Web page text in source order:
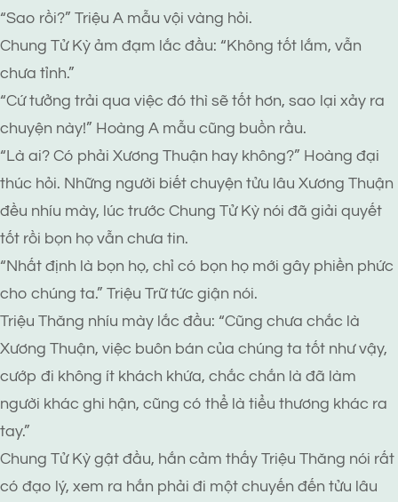
“Sao rồi?” Triệu A mẫu vội vàng hỏi.
Chung Tử Kỳ ảm đạm lắc đầu: “Không tốt lắm, vẫn
chưa tỉnh.”
“Cứ tưởng trải qua việc đó thì sẽ tốt hơn, sao lại xảy ra
chuyện này!” Hoàng A mẫu cũng buồn rầu.
“Là ai? Có phải Xương Thuận hay không?” Hoàng đại
thúc hỏi. Những người biết chuyện tửu lâu Xương Thuận
đều nhíu mày, lúc trước Chung Tử Kỳ nói đã giải quyết
tốt rồi bọn họ vẫn chưa tin.
“Nhất định là bọn họ, chỉ có bọn họ mới gây phiền phức
cho chúng ta.” Triệu Trữ tức giận nói.
Triệu Thăng nhíu mày lắc đầu: “Cũng chưa chắc là
Xương Thuận, việc buôn bán của chúng ta tốt như vậy,
cướp đi không ít khách khứa, chắc chắn là đã làm
người khác ghi hận, cũng có thể là tiểu thương khác ra
tay.”
Chung Tử Kỳ gật đầu, hắn cảm thấy Triệu Thăng nói rất
có đạo lý, xem ra hắn phải đi một chuyến đến tửu lâu